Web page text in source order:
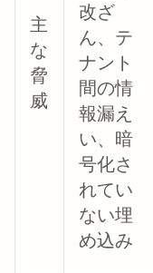
主
な
脅
威
改ざ
ん、テ
ナント
間の情
報漏え
い、暗
号化さ
れてい
ない埋
め込み